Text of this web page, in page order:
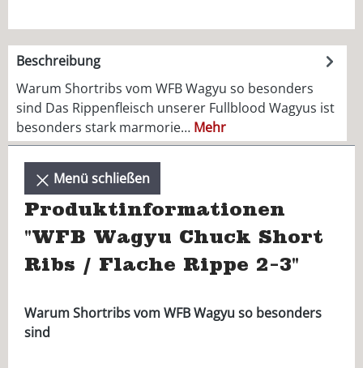
Beschreibung
Warum Shortribs vom WFB Wagyu so besonders
sind Das Rippenfleisch unserer Fullblood Wagyus ist
besonders stark marmorie… Mehr
Menü schließen
Produktinformationen
"WFB Wagyu Chuck Short
Ribs / Flache Rippe 2-3"
Warum Shortribs vom WFB Wagyu so besonders
sind